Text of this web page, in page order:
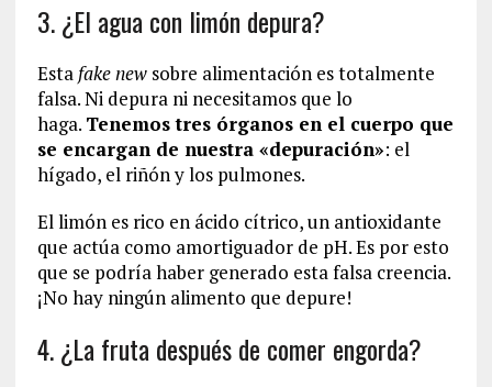
3. ¿El agua con limón depura?
Esta fake newsobre alimentación es totalmente
falsa. Ni depura ni necesitamos que lo
haga. Tenemos tres órganos en el cuerpo que
se encargan de nuestra «depuración»: el
hígado, el riñón y los pulmones.
El limón es rico en ácido cítrico, un antioxidante
que actúa como amortiguador de pH. Es por esto
que se podría haber generado esta falsa creencia.
¡No hay ningún alimento que depure!
4. ¿La fruta después de comer engorda?